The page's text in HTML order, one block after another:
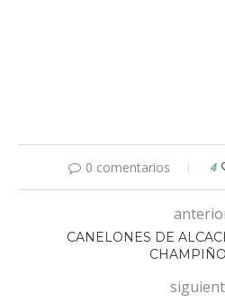
0 comentarios 4
CANELONES DE